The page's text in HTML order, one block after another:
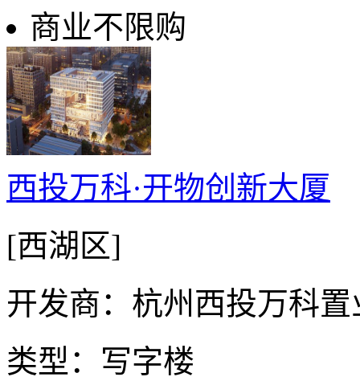
商业不限购
西投万科·开物创新大厦
[西湖区]
开发商：杭州西投万科
类型：写字楼